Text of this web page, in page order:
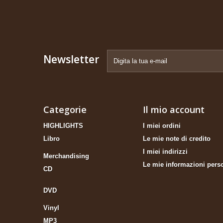
Newsletter
Categorie
HIGHLIGHTS
Libro
Merchandising
CD
DVD
Vinyl
MP3
Il mio account
I miei ordini
Le mie note di credito
I miei indirizzi
Le mie informazioni